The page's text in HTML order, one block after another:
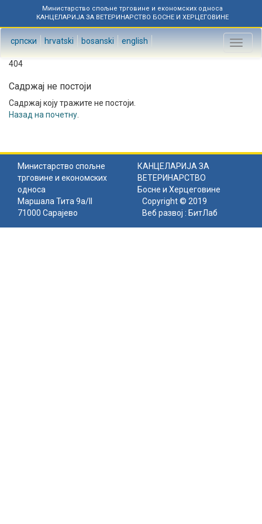
Министарство спољне трговине и економских односа
КАНЦЕЛАРИЈА ЗА ВЕТЕРИНАРСТВО БОСНЕ И ХЕРЦЕГОВИНЕ
српски hrvatski bosanski english
Toggle
404
Садржај не постоји
Садржај коју тражите не постоји.
Назад на почетну
Министарство спољне
трговине и економских
односа
КАНЦЕЛАРИЈА ЗА
ВЕТЕРИНАРСТВО
Босне и Херцеговине
Маршала Тита 9а/II
71000 Сарајево
Copyright © 2019
Веб развој : БитЛаб